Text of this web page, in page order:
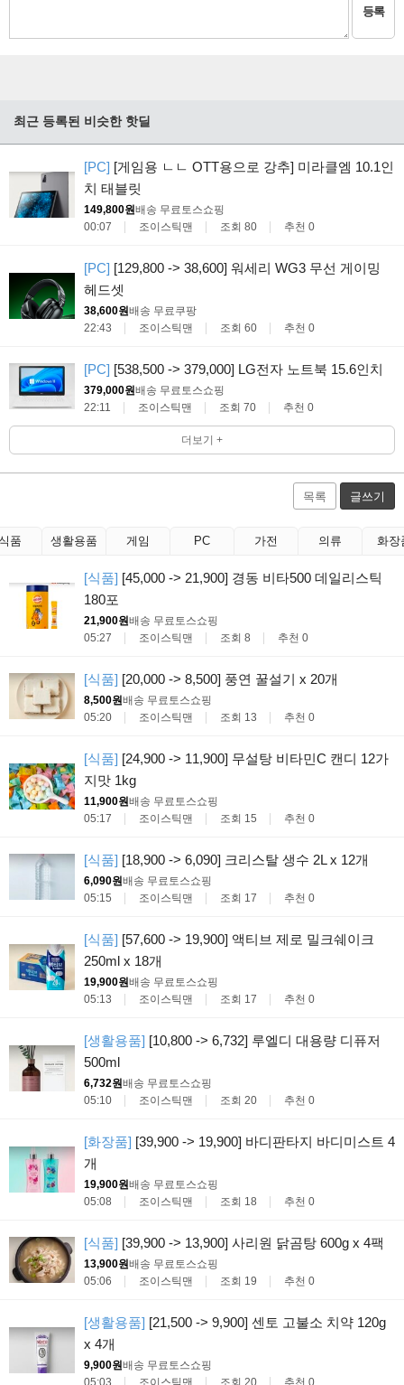
등록
최근 등록된 비슷한 핫딜
[PC] [게임용 ㄴㄴ OTT용으로 강추] 미라클엠 10.1인
치 태블릿
149,800원배송 무료토스쇼핑
00:07
조이스틱맨 조회 80 추천 0
[PC] [129,800 -> 38,600] 워세리 WG3 무선 게이밍
헤드셋
38,600원배송 무료쿠팡
22:43
조이스틱맨 조회 60 추천 0
[PC] [538,500 -> 379,000] LG전자 노트북 15.6인치
379,000원배송 무료토스쇼핑
22:11
조이스틱맨 조회 70 추천 0
더보기 +
목록 글쓰기
품 생활용품 게임 PC 가전 의류 화장
[식품] [45,000 -> 21,900] 경동 비타500 데일리스틱
180포
21,900원배송 무료토스쇼핑
05:27
조이스틱맨 조회 8 추천 0
[식품] [20,000 -> 8,500] 풍연 꿀설기 x 20개
8,500원배송 무료토스쇼핑
05:20
조이스틱맨 조회 13 추천 0
[식품] [24,900 -> 11,900] 무설탕 비타민C 캔디 12가
지맛 1kg
11,900원배송 무료토스쇼핑
05:17
조이스틱맨 조회 15 추천 0
[식품] [18,900 -> 6,090] 크리스탈 생수 2L x 12개
6,090원배송 무료토스쇼핑
05:15
조이스틱맨 조회 17 추천 0
[식품] [57,600 -> 19,900] 액티브 제로 밀크쉐이크
250ml x 18개
19,900원배송 무료토스쇼핑
05:13
조이스틱맨 조회 17 추천 0
[생활용품] [10,800 -> 6,732] 루엘디 대용량 디퓨저
500ml
6,732원배송 무료토스쇼핑
05:10
조이스틱맨 조회 20 추천 0
[화장품] [39,900 -> 19,900] 바디판타지 바디미스트 4
개
19,900원배송 무료토스쇼핑
05:08
조이스틱맨 조회 18 추천 0
[식품] [39,900 -> 13,900] 사리원 닭곰탕 600g x 4팩
13,900원배송 무료토스쇼핑
05:06
조이스틱맨 조회 19 추천 0
[생활용품] [21,500 -> 9,900] 센토 고불소 치약 120g
x 4개
9,900원배송 무료토스쇼핑
05:03
조이스틱맨 조회 20 추천 0